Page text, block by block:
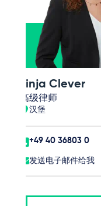
Finja Clever
高级律师
汉堡
+49 40 36803 0
发送电子邮件给我